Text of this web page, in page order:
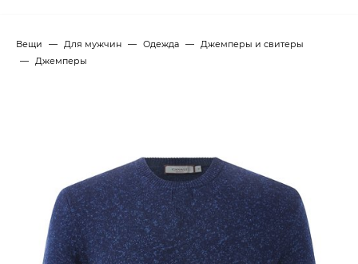
Вещи Для мужчин Одежда
Джемперы и свитеры
Джемперы